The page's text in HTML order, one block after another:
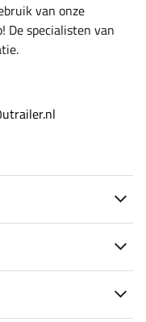
van onze
De specialisten van